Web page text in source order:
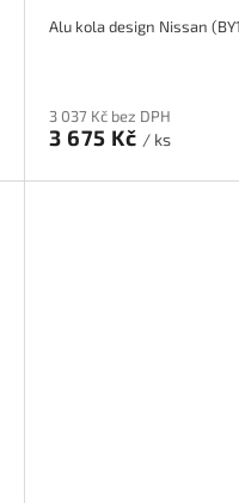
Alu kola design Nissan
3 037 Kč bez DPH
3 675 Kč / ks